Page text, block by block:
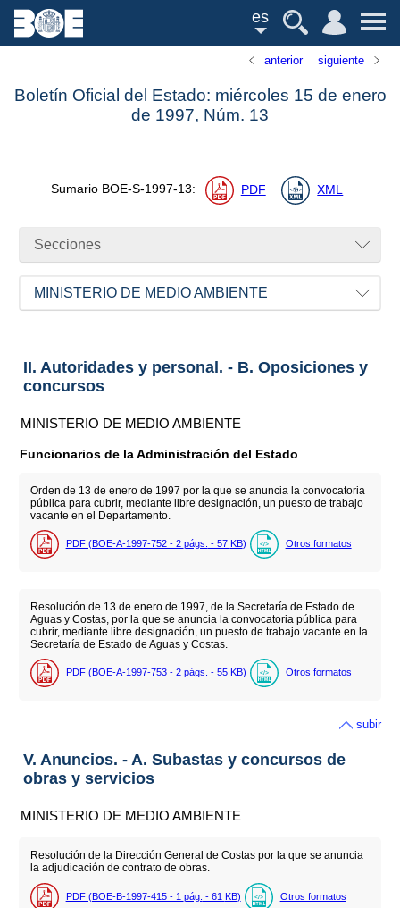
es
anterior siguiente
Boletín Oficial del Estado: miércoles 15 de enero
de 1997, Núm. 13
Sumario BOE-S-1997-13: PDF XML
Secciones
MINISTERIO DE MEDIO AMBIENTE
II. Autoridades y personal. - B. Oposiciones y
concursos
MINISTERIO DE MEDIO AMBIENTE
Funcionarios de la Administración del Estado
Orden de 13 de enero de 1997 por la que se anuncia la convocatoria
pública para cubrir, mediante libre designación, un puesto de trabajo
vacante en el Departamento.
PDF (BOE-A-1997-752 - 2 págs. - 57 KB) Otros formatos
Resolución de 13 de enero de 1997, de la Secretaría de Estado de
Aguas y Costas, por la que se anuncia la convocatoria pública para
cubrir, mediante libre designación, un puesto de trabajo vacante en la
Secretaría de Estado de Aguas y Costas.
PDF (BOE-A-1997-753 - 2 págs. - 55 KB) Otros formatos
subir
V. Anuncios. - A. Subastas y concursos de
obras y servicios
MINISTERIO DE MEDIO AMBIENTE
Resolución de la Dirección General de Costas por la que se anuncia
la adjudicación de contrato de obras.
PDF (BOE-B-1997-415 - 1 pág. - 61 KB) Otros formatos